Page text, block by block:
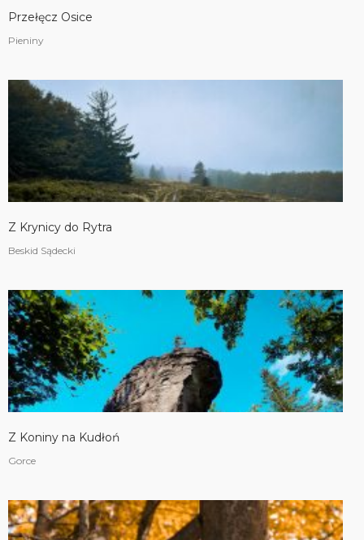
Przełęcz Osice
Pieniny
Z Krynicy do Rytra
Beskid Sądecki
Z Koniny na Kudłoń
Gorce